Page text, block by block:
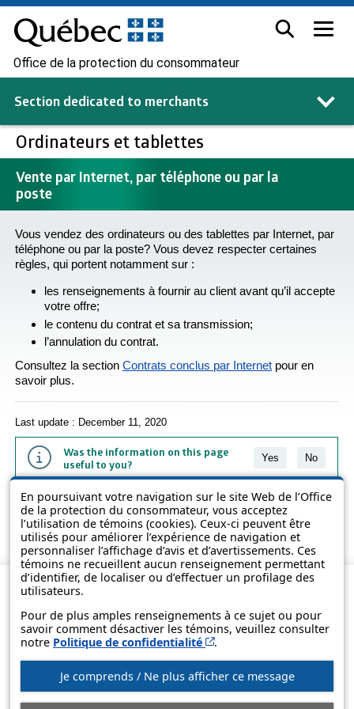
En poursuivant votre navigation sur le site Web de l’Office
de la protection du consommateur, vous acceptez
l’utilisation de témoins (cookies). Ceux-ci peuvent être
utilisés pour améliorer l’expérience de navigation et
personnaliser l’affichage d’avis et d’avertissements. Ces
témoins ne recueillent aucun renseignement permettant
d’identifier, de localiser ou d’effectuer un profilage des
utilisateurs.
Pour de plus amples renseignements à ce sujet ou pour
savoir comment désactiver les témoins, veuillez consulter
notre Politique de confidentialité Cet hyperlien s’ouvrira
.
Je comprends / Ne plus afficher ce message
Office de la protection du consommateur
Section dedicated to merchants
Ordinateurs et tablettes
Vente par Internet, par téléphone ou par la
poste
Vous vendez des ordinateurs ou des tablettes par Internet, par
téléphone ou par la poste? Vous devez respecter certaines
règles, qui portent notamment sur :
les renseignements à fournir au client avant qu’il accepte
votre offre;
le contenu du contrat et sa transmission;
l’annulation du contrat.
Consultez la section Contrats conclus par Internet pour en
savoir plus.
Last update : December 11, 2020
Was the information on this page
useful to you?
Yes No
The information contained on this page is presented in simple terms to
make it easier to understand. It does not replace the texts of the laws
and regulations.
© Government of Québec, 2013-2025